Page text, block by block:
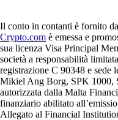
Il conto in contanti è fornito
Crypto.com è emessa e
sua licenza Visa Principal
società a responsabilità
registrazione C 90348 e sede
Mikiel Ang Borg, SPK 1000,
autorizzata dalla Malta
finanziario abilitato
Allegato al Financial